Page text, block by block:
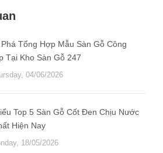
Tổng Hợp Mẫu Sàn Gỗ Công
Tại Kho Sàn Gỗ 247
04/06/2026
Top 5 Sàn Gỗ Cốt Đen Chịu Nước
Hiện Nay
18/05/2026